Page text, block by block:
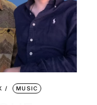
MUSIC